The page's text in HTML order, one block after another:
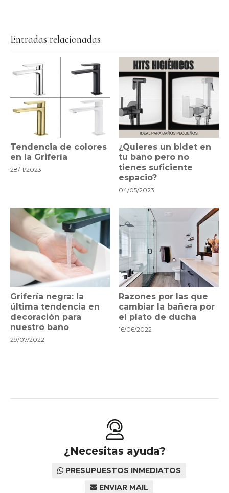
Entradas relacionadas
Tendencia de colores
en la Grifería
28/11/2023
¿Quieres un bidet en
tu baño pero no
tienes suficiente
espacio?
04/05/2023
Grifería negra: la
última tendencia en
decoración para
nuestro baño
29/07/2022
Razones por las que
cambiar la bañera por
el plato de ducha
16/06/2022
¿Necesitas ayuda?
PRESUPUESTOS INMEDIATOS
ENVIAR MAIL